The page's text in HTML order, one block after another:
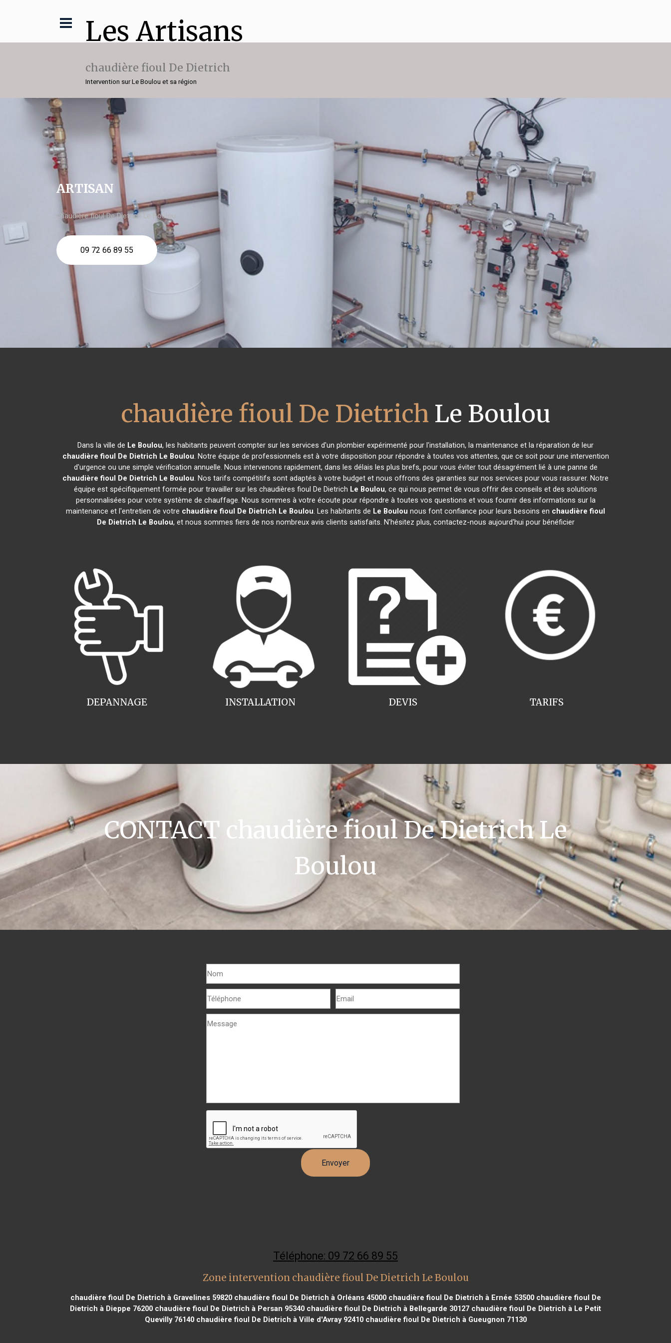
Les Artisans
chaudière fioul De Dietrich
Intervention sur Le Boulou et sa région
ARTISAN
chaudière fioul De Dietrich Le Boulou
09 72 66 89 55
chaudière fioul De Dietrich Le Boulou
Dans la ville de Le Boulou, les habitants peuvent compter sur les services d'un plombier expérimenté pour l'installation, la maintenance et la réparation de leur
chaudière fioul De Dietrich Le Boulou. Notre équipe de professionnels est à votre disposition pour répondre à toutes vos attentes, que ce soit pour une intervention
d'urgence ou une simple vérification annuelle. Nous intervenons rapidement, dans les délais les plus brefs, pour vous éviter tout désagrément lié à une panne de
chaudière fioul De Dietrich Le Boulou. Nos tarifs compétitifs sont adaptés à votre budget et nous offrons des garanties sur nos services pour vous rassurer. Notre
équipe est spécifiquement formée pour travailler sur les chaudières fioul De Dietrich Le Boulou, ce qui nous permet de vous offrir des conseils et des solutions
personnalisées pour votre système de chauffage. Nous sommes à votre écoute pour répondre à toutes vos questions et vous fournir des informations sur la
maintenance et l'entretien de votre chaudière fioul De Dietrich Le Boulou. Les habitants de Le Boulou nous font confiance pour leurs besoins en chaudière fioul
De Dietrich Le Boulou, et nous sommes fiers de nos nombreux avis clients satisfaits. N'hésitez plus, contactez-nous aujourd'hui pour bénéficier
INSTALLATION
DEPANNAGE TARIFS
DEVIS
CONTACT chaudière fioul De Dietrich Le
Boulou
Téléphone: 09 72 66 89 55
Zone intervention chaudière fioul De Dietrich Le Boulou
chaudière fioul De Dietrich à Gravelines 59820chaudière fioul De Dietrich à Orléans 45000chaudière fioul De Dietrich à Ernée 53500chaudière fioul De
Dietrich à Dieppe 76200 chaudière fioul De Dietrich à Persan 95340 chaudière fioul De Dietrich à Bellegarde 30127 chaudière fioul De Dietrich à Le Petit
Quevilly 76140chaudière fioul De Dietrich à Ville d'Avray 92410chaudière fioul De Dietrich à Gueugnon 71130